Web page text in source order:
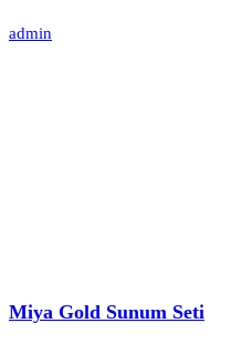
admin
Miya Gold Sunum Seti